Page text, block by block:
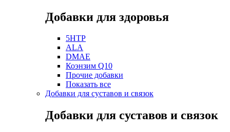
Добавки для здоровья
5HTP
ALA
DMAE
Коэнзим Q10
Прочие добавки
Показать все
Добавки для суставов и связок
Добавки для суставов и связок